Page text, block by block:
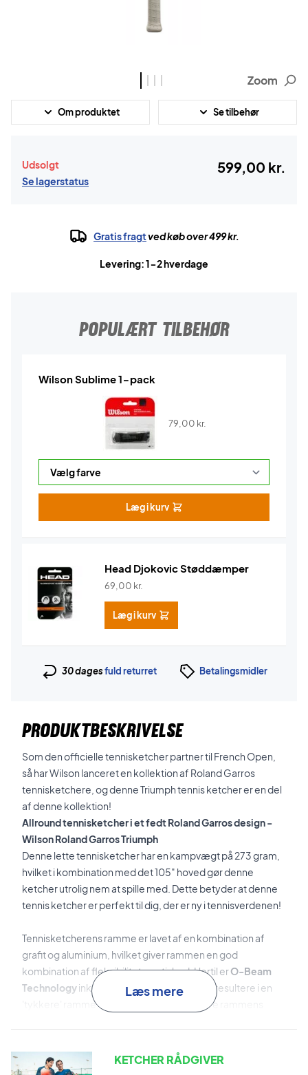
Zoom
Om produktet Se tilbehør
Udsolgt
Se lagerstatus
599,00 kr.
Gratis fragtved køb over 499 kr.
Levering: 1-2 hverdage
POPULÆRT TILBEHØR
Wilson Sublime 1-pack
79,00 kr.
Læg i kurv
Head Djokovic Støddæmper
69,00 kr.
Læg i kurv
30 dagesfuld returret Betalingsmidler
PRODUKTBESKRIVELSE
Som den officielle tennisketcher partner til French Open,
så har Wilson lanceret en kollektion af Roland Garros
tennisketchere, og denne Triumph tennis ketcher er en del
af denne kollektion!
Allround tennisketcher i et fedt Roland Garros design -
Wilson Roland Garros Triumph
Denne lette tennisketcher har en kampvægt på 273 gram,
hvilket i kombination med det 105" hoved gør denne
ketcher utrolig nem at spille med. Dette betyder at denne
tennis ketcher er perfekt til dig, der er ny i tennisverdenen!
Tennisketcherens ramme er lavet af en kombination af
grafit og aluminium, hvilket giver rammen en god
kombination af fleksibilitet og stivhed. Hertil erO-Beam
Technologyinkorporeret i rammen, hvilket resultere i en
'tykkere' ramme. Denne teknologi forbedre rammens
Til sidst, så har Wilson lagt stor vægt på det designmæssige
aspekt, og de har taget inspiration i Roland Garros
Læs mere
KETCHER RÅDGIVER